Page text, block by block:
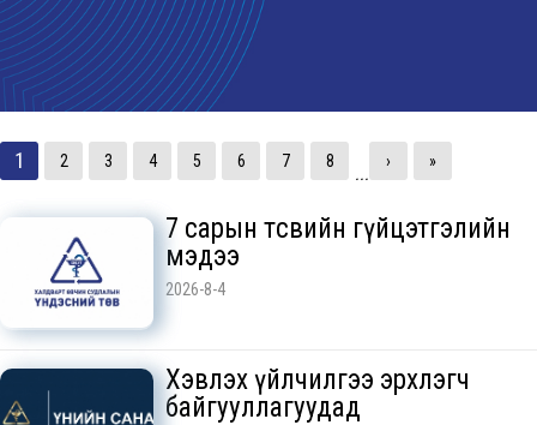
1 2 3 4 5 6 7 8
...
› »
7 сарын төсвийн гүйцэтгэлийн
мэдээ
2026-8-4
Хэвлэх үйлчилгээ эрхлэгч
байгууллагуудад